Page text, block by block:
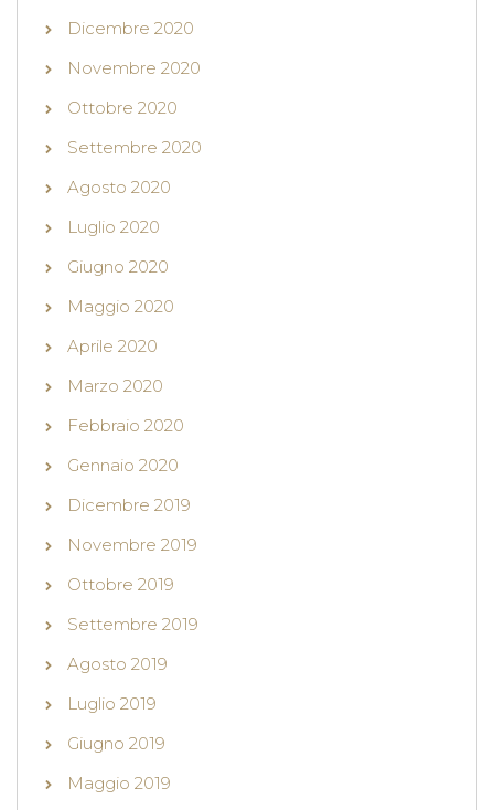
Dicembre 2020
Novembre 2020
Ottobre 2020
Settembre 2020
Agosto 2020
Luglio 2020
Giugno 2020
Maggio 2020
Aprile 2020
Marzo 2020
Febbraio 2020
Gennaio 2020
Dicembre 2019
Novembre 2019
Ottobre 2019
Settembre 2019
Agosto 2019
Luglio 2019
Giugno 2019
Maggio 2019